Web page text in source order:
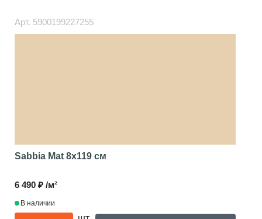
Арт. 5900199227255
Sabbia Mat 8x119 см
6 490 ₽ /м²
В наличии